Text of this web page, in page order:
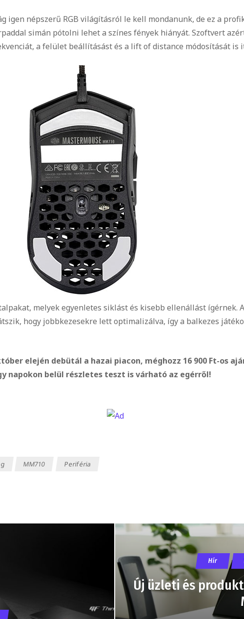
igen népszerű RGB világításról le kell mondanunk, de ez a
simán pótolni lehet a színes fények hiányát. Szoftvert
a felület beállításást és a lift of distance módosítását is
melyek egyenletes siklást és kisebb ellenállást
hogy jobbkezesekre lett optimalizálva, így a balkezes
elején debütál a hazai piacon, méghozz 16 900 Ft-os
napokon belül részletes teszt is várható az egérről!
MM710 Periféria
Hír
Új üzleti és